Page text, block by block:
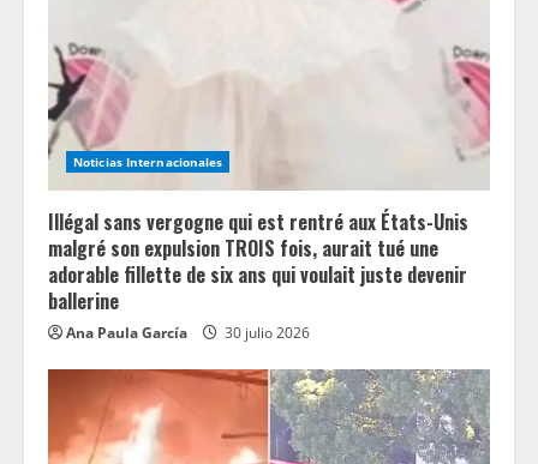
Noticias Internacionales
Illégal sans vergogne qui est rentré aux États-Unis
malgré son expulsion TROIS fois, aurait tué une
adorable fillette de six ans qui voulait juste devenir
ballerine
Ana Paula García 30 julio 2026